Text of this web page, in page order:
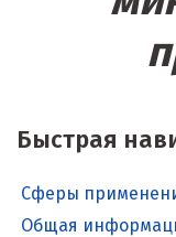
Быстрая
Сферы
Общая